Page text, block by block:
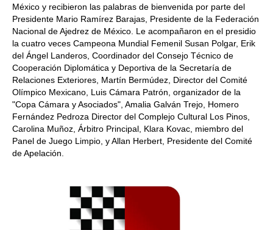
México y recibieron las palabras de bienvenida por parte del
Presidente Mario Ramírez Barajas, Presidente de la Federación
Nacional de Ajedrez de México. Le acompañaron en el presidio
la cuatro veces Campeona Mundial Femenil Susan Polgar, Erik
del Ángel Landeros, Coordinador del Consejo Técnico de
Cooperación Diplomática y Deportiva de la Secretaría de
Relaciones Exteriores, Martín Bermúdez, Director del Comité
Olímpico Mexicano, Luis Cámara Patrón, organizador de la
"Copa Cámara y Asociados", Amalia Galván Trejo, Homero
Fernández Pedroza Director del Complejo Cultural Los Pinos,
Carolina Muñoz, Árbitro Principal, Klara Kovac, miembro del
Panel de Juego Limpio, y Allan Herbert, Presidente del Comité
de Apelación.